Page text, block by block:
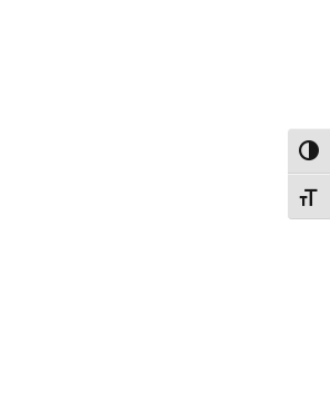
הפעל/כבה ניגודיות גבוהה
מתג גודל גופן